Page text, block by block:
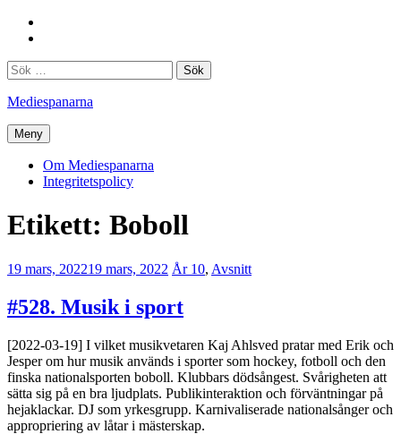
Hoppa
Sök
efter:
Mediespanarna
Meny
Om Mediespanarna
Integritetspolicy
Etikett: Boboll
19 mars, 202219 mars, 2022 Erik
År 10, Avsnitt
#528. Musik i sport
[2022-03-19] I vilket musikvetaren Kaj Ahlsved pratar med Erik och
Jesper om hur musik används i sporter som hockey, fotboll och den
finska nationalsporten boboll. Klubbars dödsångest. Svårigheten att
sätta sig på en bra ljudplats. Publikinteraktion och förväntningar på
hejaklackar. DJ som yrkesgrupp. Karnivaliserade nationalsånger och
appropriering av låtar i mästerskap.